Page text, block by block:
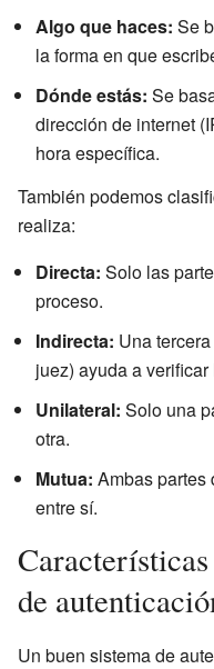
Algo que haces: Se
la forma en que
Dónde estás: Se
dirección de internet
hora específica.
También podemos
realiza:
Directa: Solo las
proceso.
Indirecta: Una
juez) ayuda a
Unilateral: Solo una
otra.
Mutua: Ambas partes
entre sí.
de
Un buen sistema de